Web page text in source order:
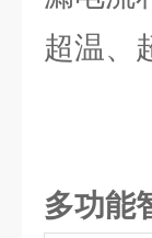
超温、
多功能